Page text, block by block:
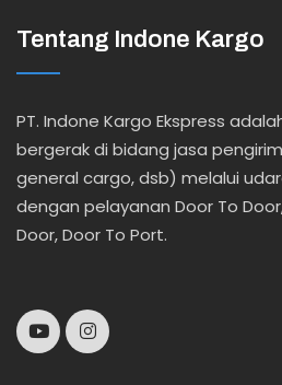
Tentang Indone Kargo
PT. Indone Kargo Ekspress
bergerak di bidang jasa
general cargo, dsb) melalui
dengan pelayanan Door To
Door, Door To Port.